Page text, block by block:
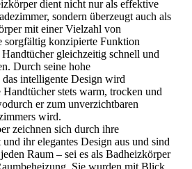
dient nicht nur als effektive
sondern überzeugt auch als
mit einer Vielzahl von
sorgfältig konzipierte Funktion
gleichzeitig schnell und
Durch seine hohe
intelligente Design wird
Handtücher stets warm, trocken und
er zum unverzichtbaren
wird.
zeichnen sich durch ihre
ihr elegantes Design aus und sind
Raum – sei es als Badheizkörper
Sie wurden mit Blick